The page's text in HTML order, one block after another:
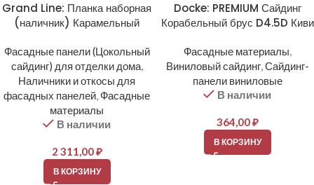
Grand Line: Планка наборная
(наличник) Карамельный
Фасадные панели (Цокольный
сайдинг) для отделки дома,
Наличники и откосы для
фасадных панелей, Фасадные
материалы
В наличии
2 311,00₽
В КОРЗИНУ
Docke: PREMIUM Сайдинг
Корабельный брус D4.5D Киви
Фасадные материалы,
Виниловый сайдинг,Сайдинг-
панели виниловые
В наличии
364,00₽
В КОРЗИНУ